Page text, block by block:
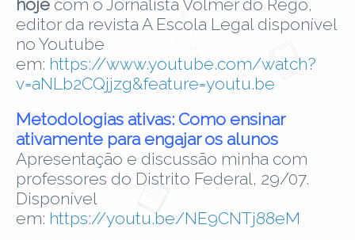
hoje com o Jornalista Volmer do Rêgo,
editor da revista A Escola Legal disponível
no Youtube
em: https://www.youtube.com/watch?
v=aNLb2CQjjzg&feature=youtu.be
Metodologias ativas: Como ensinar
ativamente para engajar os alunos
Apresentação e discussão minha com
professores do Distrito Federal, 29/07.
Disponível
em: https://youtu.be/NE9CNTj88eM